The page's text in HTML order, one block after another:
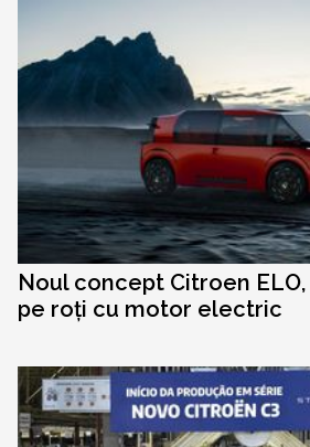
Noul concept Citroen
pe roți cu motor electric